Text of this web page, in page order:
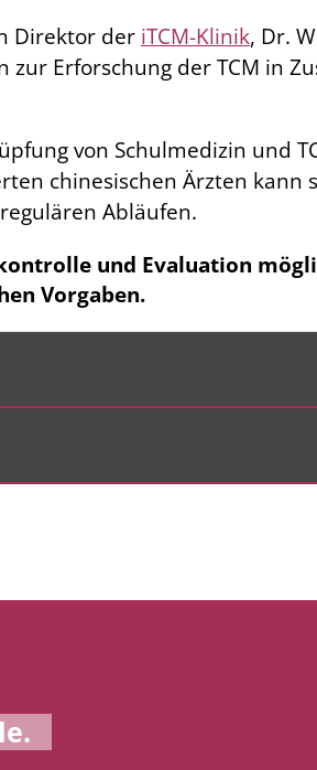
Direktor der iTCM-Klinik, Dr.
Erforschung der TCM in
von Schulmedizin und
chinesischen Ärzten kann
Abläufen.
und Evaluation
Vorgaben.